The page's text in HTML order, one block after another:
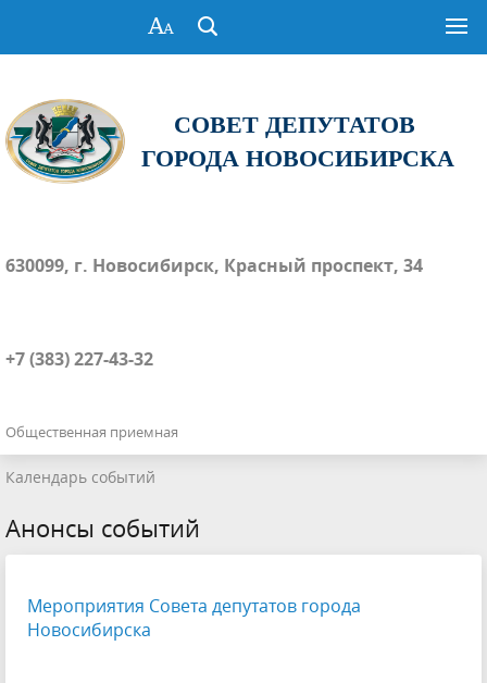
СОВЕТ ДЕПУТАТОВ
ГОРОДА НОВОСИБИРСКА
630099, г. Новосибирск, Красный проспект, 34
+7 (383) 227-43-32
Общественная приемная
Календарь событий
Анонсы событий
Мероприятия Совета депутатов города
Новосибирска